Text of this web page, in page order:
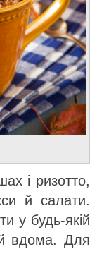
і ризотто,
й салати.
у будь-якій
вдома. Для